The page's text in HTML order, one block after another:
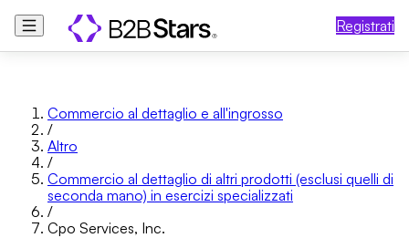
Registrati
Commercio al dettaglio e all'ingrosso
/
Altro
/
Commercio al dettaglio di altri prodotti (esclusi quelli di
seconda mano) in esercizi specializzati
/
Cpo Services, Inc.